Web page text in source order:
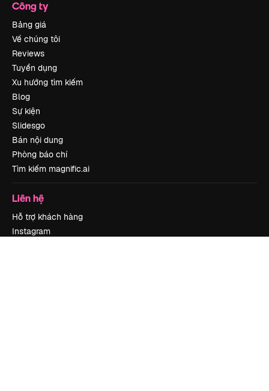
Công ty
Bảng giá
Về chúng tôi
Reviews
Tuyển dụng
Xu hướng tìm kiếm
Blog
Sự kiện
Slidesgo
Bán nội dung
Phòng báo chí
Tìm kiếm magnific.ai
Liên hệ
Hỗ trợ khách hàng
Instagram